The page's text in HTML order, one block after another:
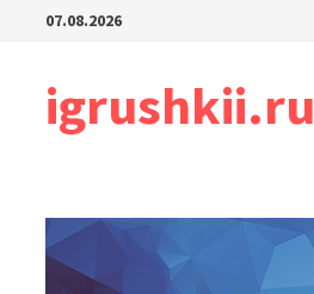
Перейти07.08.2026
igrushkii.ru